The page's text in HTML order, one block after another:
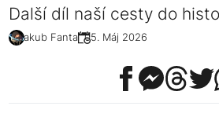
Další díl naší cesty do
Jakub Fanta 05. Máj 2026